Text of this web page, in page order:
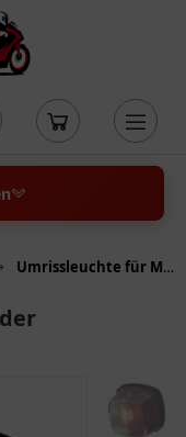
Umrissleuchte für Motorräder